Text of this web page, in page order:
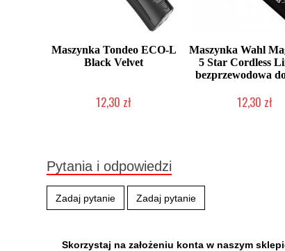
Maszynka Tondeo ECO-L
Black Velvet
12,30 zł
Maszynka Wahl
5 Star Cordless
bezprzewodowa
12,30 zł
Pytania i odpowiedzi
Zadaj pytanie Zadaj pytanie
Skorzystaj na założeniu konta w naszym